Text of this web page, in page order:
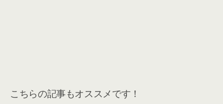
こちらの記事もオススメです！